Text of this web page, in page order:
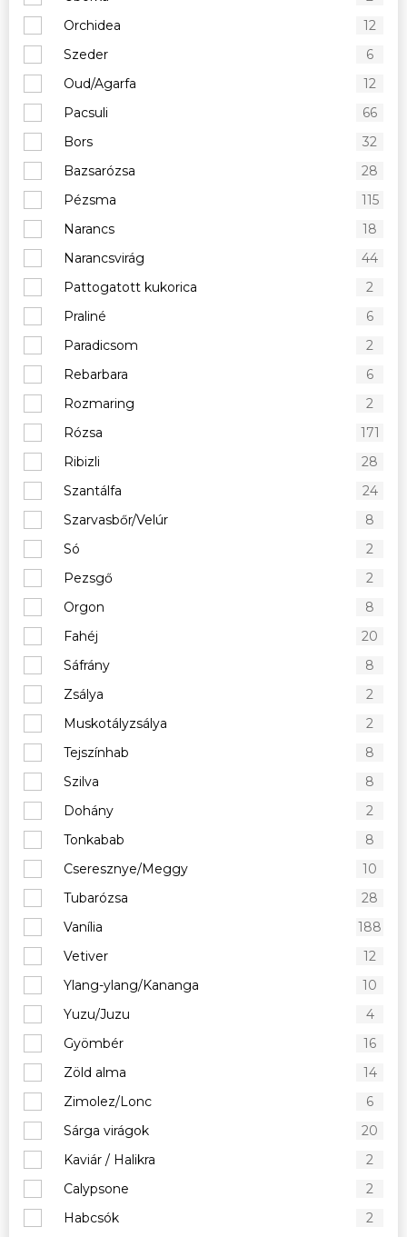
Orchidea
12
Szeder
6
Oud/Agarfa
12
Pacsuli
66
Bors
32
Bazsarózsa
28
Pézsma
115
Narancs
18
Narancsvirág
44
Pattogatott kukorica
2
Praliné
6
Paradicsom
2
Rebarbara
6
Rozmaring
2
Rózsa
171
Ribizli
28
Szantálfa
24
Szarvasbőr/Velúr
8
Só
2
Pezsgő
2
Orgon
8
Fahéj
20
Sáfrány
8
Zsálya
2
Muskotályzsálya
2
Tejszínhab
8
Szilva
8
Dohány
2
Tonkabab
8
Cseresznye/Meggy
10
Tubarózsa
28
Vanília
188
Vetiver
12
Ylang-ylang/Kananga
10
Yuzu/Juzu
4
Gyömbér
16
Zöld alma
14
Zimolez/Lonc
6
Sárga virágok
20
Kaviár / Halikra
2
Calypsone
2
Habcsók
2